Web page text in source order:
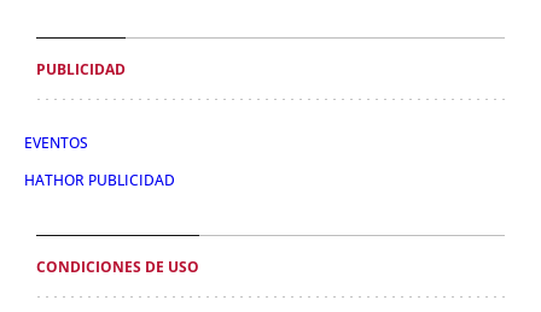
PUBLICIDAD
EVENTOS
HATHOR PUBLICIDAD
CONDICIONES DE USO